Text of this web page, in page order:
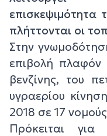
επισκεψιμότητα
πλήττονται οι
Στην
επιβολή πλαφόν
βενζίνης, του
υγραερίου
2018 σε 17
Πρόκειται